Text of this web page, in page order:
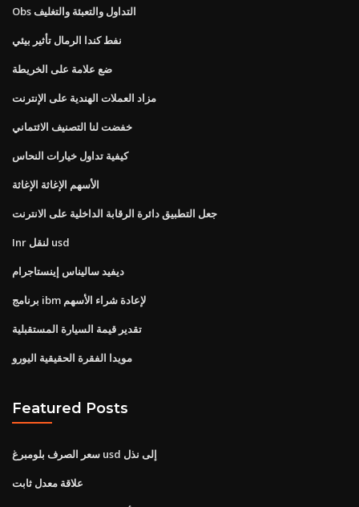
Obs التداول والتعبئة والتغليف
نفط كندا الرمال تأثير بيئي
ضع علامة على الخريطة
مزاد العملات الهندية على الإنترنت
خفضت لنا التصنيف الائتماني
كيفية تداول خيارات النحاس
الأسهم الإغاثة الإغاثة
جعل التطبيق دائرة الرقابة الداخلية على الانترنت
Inr لنقل usd
ديفيد ساليناس إينستاجرام
برنامج ibm لإعادة شراء الأسهم
تقدير قيمة السيارة المستقبلية
مويدا الفقرة الحقيقية اليورو
Featured Posts
سعر الصرف بلومبرغ usd إلى نذل
علاقة معدل ثابت